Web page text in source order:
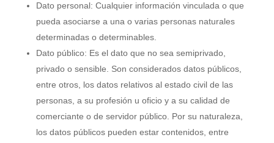
Dato personal: Cualquier información vinculada o que
pueda asociarse a una o varias personas naturales
determinadas o determinables.
Dato público: Es el dato que no sea semiprivado,
privado o sensible. Son considerados datos públicos,
entre otros, los datos relativos al estado civil de las
personas, a su profesión u oficio y a su calidad de
comerciante o de servidor público. Por su naturaleza,
los datos públicos pueden estar contenidos, entre